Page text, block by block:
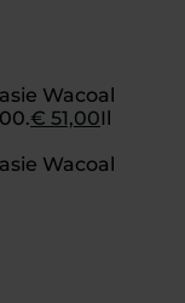
Wacoal
€ 51,00Il
Wacoal